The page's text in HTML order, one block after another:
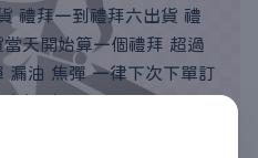
禮拜一到禮拜六出貨 禮
天開始算一個禮拜 超過
漏油 焦彈 一律下次下單訂
店規則